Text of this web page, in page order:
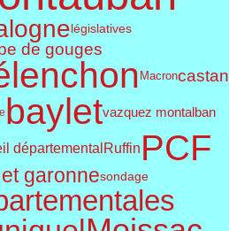
législatives
de gouges
Macroncastan
bayletvazquez montalban
départemental Ruffin PCF
garonnesondage